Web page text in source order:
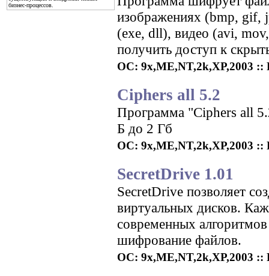
бизнес-процессов.
изображениях (bmp, gif,
(exe, dll), видео (avi,
получить доступ к
ОС: 9x,ME,NT,2k,XP,2003 ::
Ciphers all 5.2
Программа "Ciphers all
Б до 2 Гб
ОС: 9x,ME,NT,2k,XP,2003 ::
SecretDrive 1.01
SecretDrive позволяет
виртуальных дисков.
современных
шифрование файлов.
ОС: 9x,ME,NT,2k,XP,2003 ::